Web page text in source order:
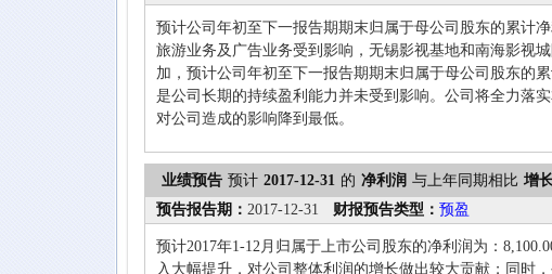
预计公司年初至下一报告期期末归属于母公司股东的累计
旅游业务及广告业务受到影响，无锡影视基地和南海影视
加，预计公司年初至下一报告期期末归属于母公司股东的
是公司长期的持续盈利能力并未受到影响。公司将全力落
对公司造成的影响降到最低。
业绩预告 预计 2017-12-31 的 净利润 与上年同期相比 增
预告报告期： 2017-12-31 财报预告类型： 预盈
预计2017年1-12月归属于上市公司股东的净利润为：
入大幅提升，对公司整体利润的增长做出较大贡献；同时